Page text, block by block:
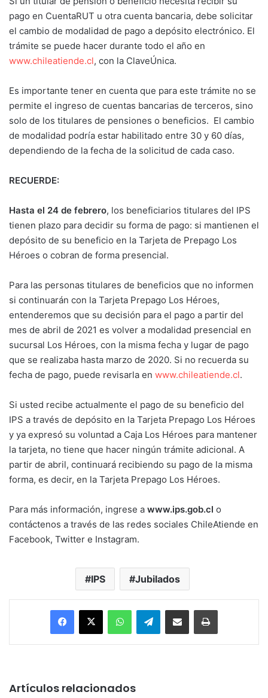
pago en CuentaRUT u otra cuenta bancaria, debe solicitar
el cambio de modalidad de pago a depósito electrónico. El
trámite se puede hacer durante todo el año en
www.chileatiende.cl, con la ClaveÚnica.
Es importante tener en cuenta que para este trámite no se
permite el ingreso de cuentas bancarias de terceros, sino
solo de los titulares de pensiones o beneficios. El cambio
de modalidad podría estar habilitado entre 30 y 60 días,
dependiendo de la fecha de la solicitud de cada caso.
RECUERDE:
Hasta el 24 de febrero, los beneficiarios titulares del IPS
tienen plazo para decidir su forma de pago: si mantienen el
depósito de su beneficio en la Tarjeta de Prepago Los
Héroes o cobran de forma presencial.
Para las personas titulares de beneficios que no informen
si continuarán con la Tarjeta Prepago Los Héroes,
entenderemos que su decisión para el pago a partir del
mes de abril de 2021 es volver a modalidad presencial en
sucursal Los Héroes, con la misma fecha y lugar de pago
que se realizaba hasta marzo de 2020. Si no recuerda su
fecha de pago, puede revisarla en www.chileatiende.cl.
Si usted recibe actualmente el pago de su beneficio del
IPS a través de depósito en la Tarjeta Prepago Los Héroes
y ya expresó su voluntad a Caja Los Héroes para mantener
la tarjeta, no tiene que hacer ningún trámite adicional. A
partir de abril, continuará recibiendo su pago de la misma
forma, es decir, en la Tarjeta Prepago Los Héroes.
Para más información, ingrese a www.ips.gob.cl o
contáctenos a través de las redes sociales ChileAtiende en
Facebook, Twitter e Instagram.
IPS Jubilados
Facebook
X WhatsAppTelegramEnviar vía email Imprimir
Artículos relacionados